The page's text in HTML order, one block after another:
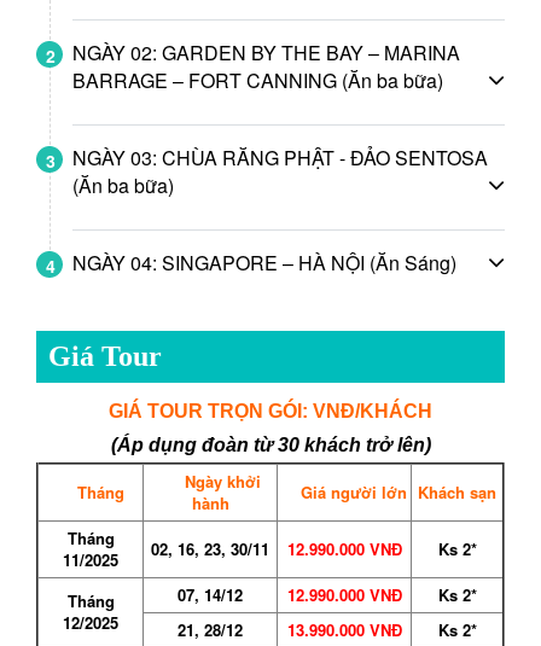
2
NGÀY 02: GARDEN BY THE BAY – MARINA
BARRAGE – FORT CANNING (Ăn ba bữa)
3
NGÀY 03: CHÙA RĂNG PHẬT - ĐẢO SENTOSA
(Ăn ba bữa)
4 NGÀY 04: SINGAPORE – HÀ NỘI (Ăn Sáng)
Giá Tour
GIÁ TOUR TRỌN GÓI: VNĐ/KHÁCH
(Áp dụng đoàn từ 30 khách trở lên)
Tháng
Ngày khởi
hành
Giá người lớn Khách sạn
Tháng
11/2025
02, 16, 23, 30/11 12.990.000 VNĐ Ks 2*
Tháng
12/2025
07, 14/12 12.990.000 VNĐ
Ks 2*
21, 28/12
13.990.000 VNĐ Ks 2*